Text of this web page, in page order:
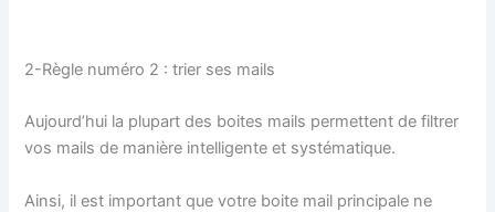
2-Règle numéro 2 : trier ses mails
Aujourd’hui la plupart des boites mails permettent de filtrer
vos mails de manière intelligente et systématique.
Ainsi, il est important que votre boite mail principale ne